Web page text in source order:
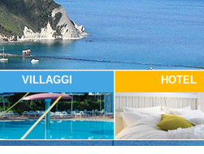
VILLAGGI HOTEL